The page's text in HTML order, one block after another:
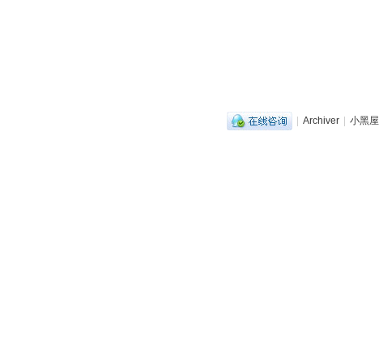
| Archiver | 小黑屋